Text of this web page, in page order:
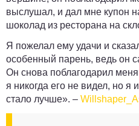
выслушал, и дал мне купон
шоколад из ресторана на
Я пожелал ему удачи и
особенный парень, ведь он
Он снова поблагодарил
я никогда его не видел, но я
стало лучше». –